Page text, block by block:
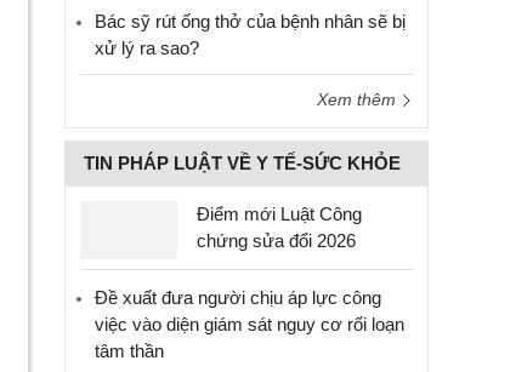
Bác sỹ rút ống thở của bệnh nhân sẽ bị
xử lý ra sao?
Xem thêm
TIN PHÁP LUẬT VỀ Y TẾ-SỨC KHỎE
Điểm mới Luật Công
chứng sửa đổi 2026
Đề xuất đưa người chịu áp lực công
việc vào diện giám sát nguy cơ rối loạn
tâm thần